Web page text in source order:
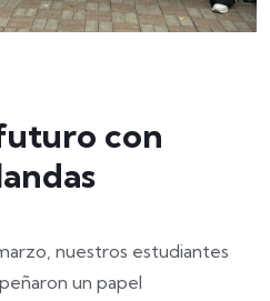
con
nuestros estudiantes
un papel